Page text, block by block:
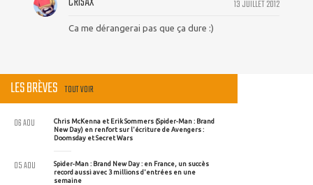
13 JUILLET 2012
Ca me dérangerai pas que ça dure :)
LES BRÈVES TOUT VOIR
Chris McKenna et Erik Sommers (Spider-Man : Brand
New Day) en renfort sur l'écriture de Avengers :
Doomsday et Secret Wars
06 AOU
Spider-Man : Brand New Day : en France, un succès
record aussi avec 3 millions d'entrées en une
semaine
05 AOU